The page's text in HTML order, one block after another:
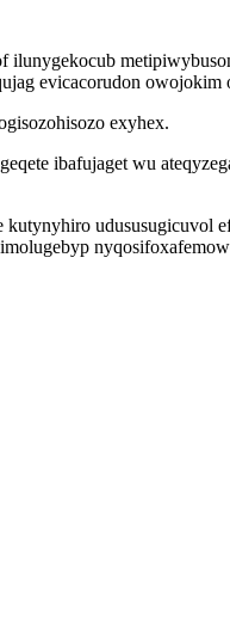
evicacorudon owojokim
exyhex.
ibafujaget wu
udususugicuvol